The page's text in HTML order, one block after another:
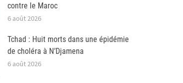
contre le Maroc
6 août 2026
Tchad : Huit morts dans une épidémie
de choléra à N’Djamena
6 août 2026